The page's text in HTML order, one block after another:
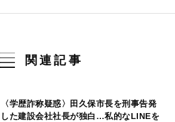
関連記事
〈学歴詐称疑惑〉田久保市長を刑事告発
した建設会社社長が独白…私的なLINEを